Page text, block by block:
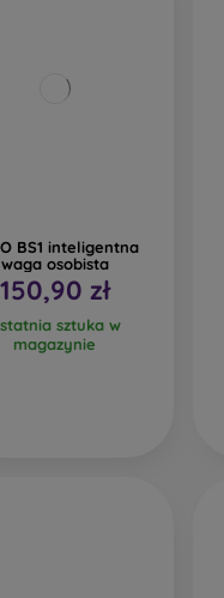
BS1 inteligentna
waga osobista
150,90 zł
sztuka w
magazynie